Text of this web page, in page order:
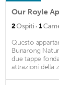
Our Royle
2Ospiti · 1
Questo
Bunarong
due tappe
attrazioni della